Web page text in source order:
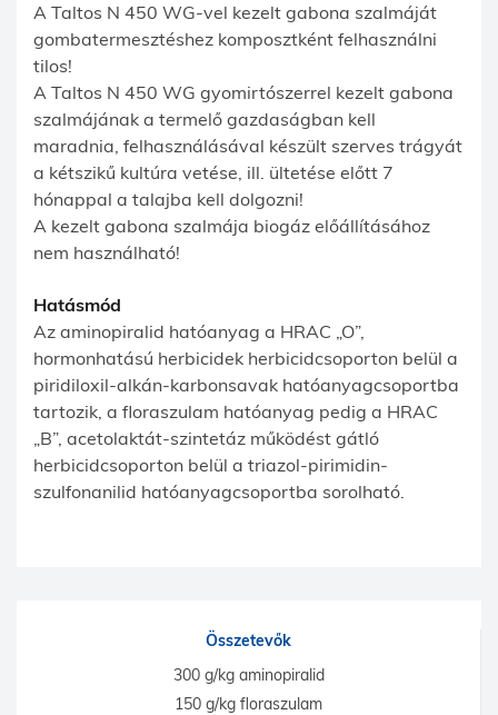
A Taltos N 450 WG-vel kezelt gabona szalmáját
gombatermesztéshez komposztként felhasználni
tilos!
A Taltos N 450 WG gyomirtószerrel kezelt gabona
szalmájának a termelő gazdaságban kell
maradnia, felhasználásával készült szerves trágyát
a kétszikű kultúra vetése, ill. ültetése előtt 7
hónappal a talajba kell dolgozni!
A kezelt gabona szalmája biogáz előállításához
nem használható!
Hatásmód
Az aminopiralid hatóanyag a HRAC „O”,
hormonhatású herbicidek herbicidcsoporton belül a
piridiloxil-alkán-karbonsavak hatóanyagcsoportba
tartozik, a floraszulam hatóanyag pedig a HRAC
„B”, acetolaktát-szintetáz működést gátló
herbicidcsoporton belül a triazol-pirimidin-
szulfonanilid hatóanyagcsoportba sorolható.
Összetevők
300 g/kg aminopiralid
150 g/kg floraszulam